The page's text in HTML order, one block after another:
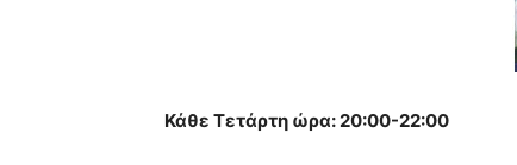
Κάθε Τετάρτη ώρα: 20:00-22:00